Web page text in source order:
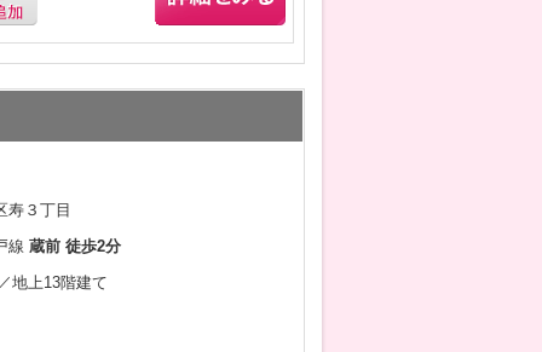
寿３丁目
線 蔵前 徒歩2分
地上13階建て